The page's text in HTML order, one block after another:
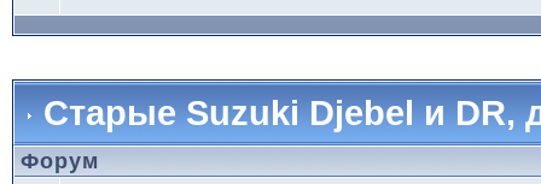
Старые Suzuki Djebel и DR,
Форум